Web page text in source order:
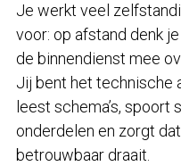
Je werkt veel
voor: op afstand denk
de binnendienst mee
Jij bent het technische
leest schema’s, spoort
onderdelen en zorgt
betrouwbaar draait.